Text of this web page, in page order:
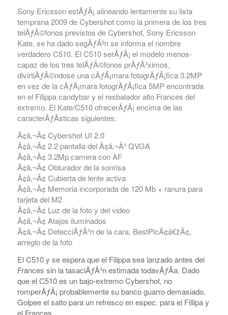
Sony Ericsson estÃƒÂ¡ alineando lentamente su lista
temprana 2009 de Cybershot como la primera de los tres
telÃƒÂ©fonos previstos de Cybershot, Sony Ericsson
Kate, se ha dado segÃƒÂºn se informa el nombre
verdadero C510. El C510 serÃƒÂ¡ el modelo menos-
capaz de los tres telÃƒÂ©fonos prÃƒÂ³ximos,
divirtiÃƒÂ©ndose una cÃƒÂ¡mara fotogrÃƒÂ¡fica 3.2MP
en vez de la cÃƒÂ¡mara fotogrÃƒÂ¡fica 5MP encontrada
en el Filippa candybar y el resbalador alto Frances del
extremo. El Kate/C510 ofrecerÃƒÂ¡ encima de las
caracterÃƒÂ­sticas siguientes:
Ã¢â‚¬Â¢ Cybershot UI 2.0
Ã¢â‚¬Â¢ 2.2 pantalla del Ã¢â‚¬Â³ QVGA
Ã¢â‚¬Â¢ 3.2Mp camera con AF
Ã¢â‚¬Â¢ Obturador de la sonrisa
Ã¢â‚¬Â¢ Cubierta de lente activa
Ã¢â‚¬Â¢ Memoria incorporada de 120 Mb + ranura para
tarjeta del M2
Ã¢â‚¬Â¢ Luz de la foto y del video
Ã¢â‚¬Â¢ Atajos iluminados
Ã¢â‚¬Â¢ DetecciÃƒÂ³n de la cara, BestPicÃ¢â€žÂ¢,
arreglo de la foto
El C510 y se espera que el Filippa sea lanzado antes del
Frances sin la tasaciÃƒÂ³n estimada todavÃƒÂ­a. Dado
que el C510 es un bajo-extremo Cybershot, no
romperÃƒÂ¡ probablemente su banco guarro demasiado.
Golpee el salto para un refresco en espec. para el Fillipa y
el Frances.